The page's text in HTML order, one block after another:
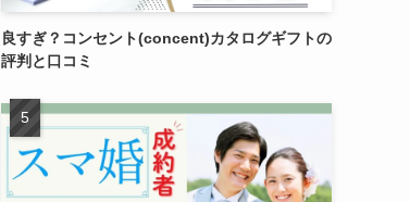
良すぎ？コンセント(concent)カタログギフトの
評判と口コミ